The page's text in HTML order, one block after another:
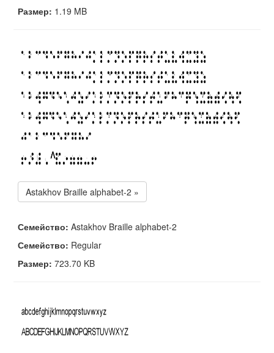
Размер: 1.19 MB
Astakhov Braille alphabet-2 »
Семейство: Astakhov Braille alphabet-2
Семейство: Regular
Размер: 723.70 KB